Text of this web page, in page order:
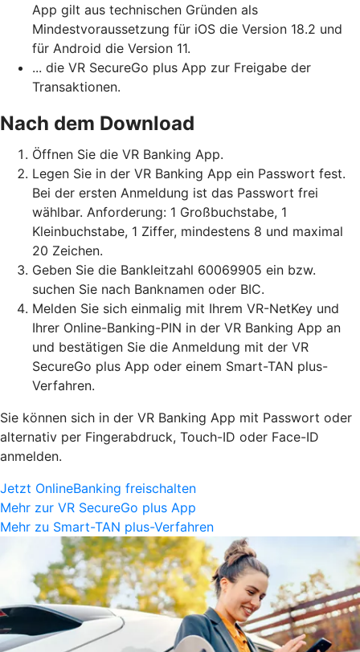
App gilt aus technischen Gründen als
Mindestvoraussetzung für iOS die Version 18.2 und
für Android die Version 11.
... die VR SecureGo plus App zur Freigabe der
Transaktionen.
Nach dem Download
Öffnen Sie die VR Banking App.
Legen Sie in der VR Banking App ein Passwort fest.
Bei der ersten Anmeldung ist das Passwort frei
wählbar. Anforderung: 1 Großbuchstabe, 1
Kleinbuchstabe, 1 Ziffer, mindestens 8 und maximal
20 Zeichen.
Geben Sie die Bankleitzahl 60069905 ein bzw.
suchen Sie nach Banknamen oder BIC.
Melden Sie sich einmalig mit Ihrem VR-NetKey und
Ihrer Online-Banking-PIN in der VR Banking App an
und bestätigen Sie die Anmeldung mit der VR
SecureGo plus App oder einem Smart-TAN plus-
Verfahren.
Sie können sich in der VR Banking App mit Passwort oder
alternativ per Fingerabdruck, Touch-ID oder Face-ID
anmelden.
Jetzt OnlineBanking freischalten
Mehr zur VR SecureGo plus App
Mehr zu Smart-TAN plus-Verfahren